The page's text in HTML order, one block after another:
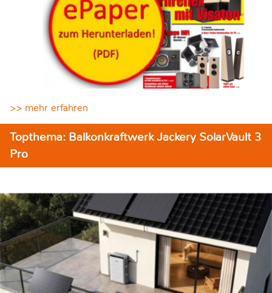
>> mehr erfahren
Topthema: Balkonkraftwerk Jackery SolarVault 3
Pro